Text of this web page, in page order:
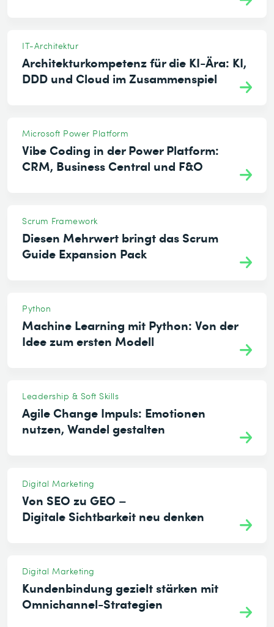
IT-Architektur
Architekturkompetenz für die KI-Ära: KI,
DDD und Cloud im Zusammenspiel
Microsoft Power Platform
Vibe Coding in der Power Platform:
CRM, Business Central und F&O
Scrum Framework
Diesen Mehrwert bringt das Scrum
Guide Expansion Pack
Python
Machine Learning mit Python: Von der
Idee zum ersten Modell
Leadership & Soft Skills
Agile Change Impuls: Emotionen
nutzen, Wandel gestalten
Digital Marketing
Von SEO zu GEO –
Digitale Sichtbarkeit neu denken
Digital Marketing
Kundenbindung gezielt stärken mit
Omnichannel-Strategien